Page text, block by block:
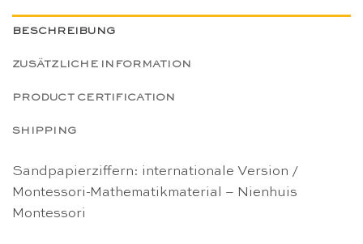
BESCHREIBUNG
ZUSÄTZLICHE INFORMATION
PRODUCT CERTIFICATION
SHIPPING
Sandpapierziffern: internationale Version /
Montessori-Mathematikmaterial – Nienhuis
Montessori